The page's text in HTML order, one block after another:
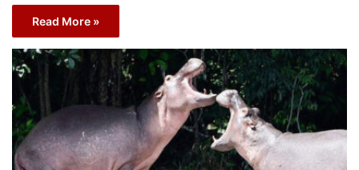
Read More »